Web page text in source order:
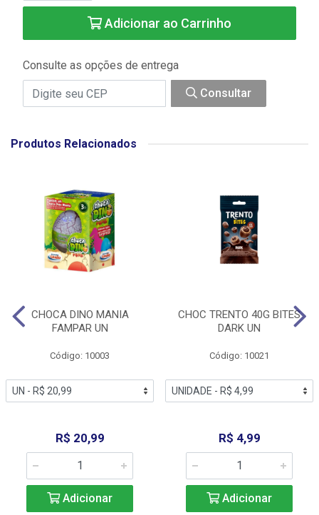
Adicionar ao Carrinho
Consulte as opções de entrega
Consultar
Produtos Relacionados
CHOCA DINO MANIA
FAMPAR UN
Código: 10003
R$ 20,99
Adicionar
CHOC TRENTO 40G BITES
DARK UN
Código: 10021
R$ 4,99
Adicionar